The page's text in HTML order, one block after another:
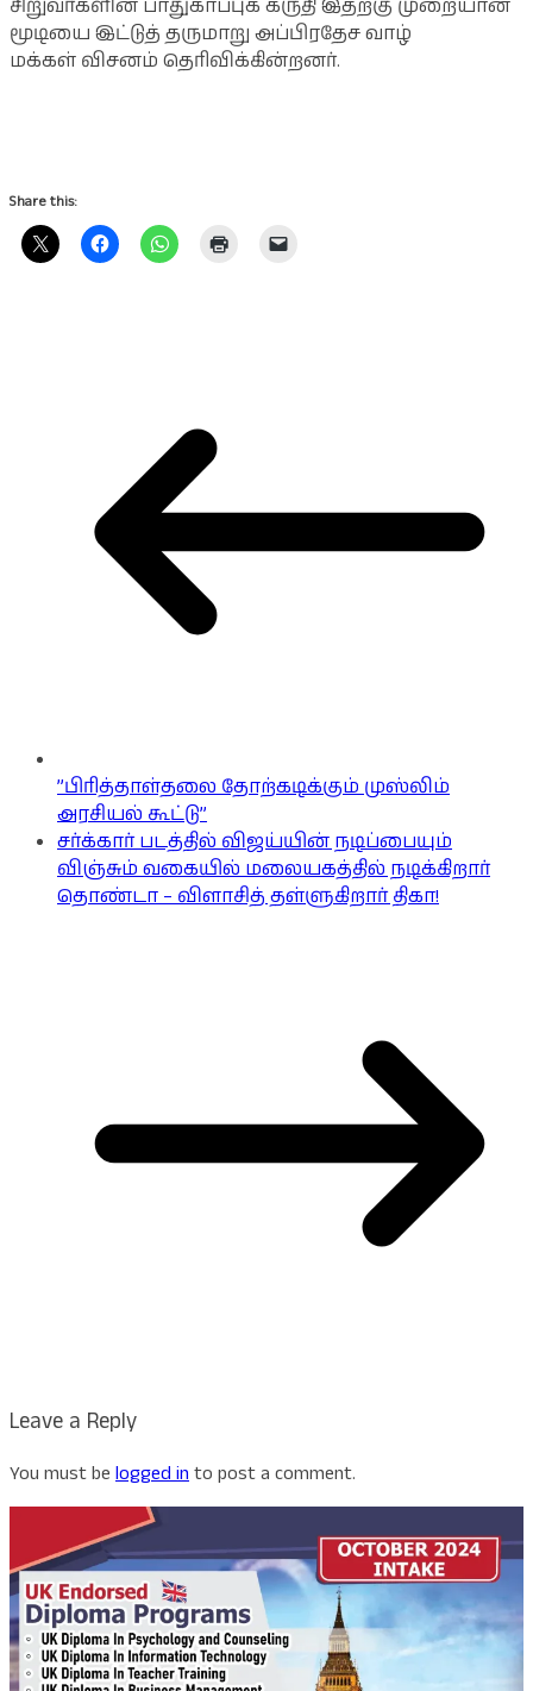
சிறுவர்களின் பாதுகாப்புக் கருதி இதற்கு முறையான
மூடியை இட்டுத் தருமாறு அப்பிரதேச வாழ்
மக்கள் விசனம் தெரிவிக்கின்றனர்.
Share this:
”பிரித்தாள்தலை தோற்கடிக்கும் முஸ்லிம்
அரசியல் கூட்டு”
சர்க்கார் படத்தில் விஜய்யின் நடிப்பையும்
விஞ்சும் வகையில் மலையகத்தில் நடிக்கிறார்
தொண்டா – விளாசித் தள்ளுகிறார் திகா!
Leave a Reply
You must be logged into post a comment.